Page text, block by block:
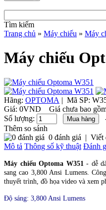
Tìm kiếm
Trang chủ » Máy chiếu » Máy
Máy chiếu
Hãng: OPTOMA | Mã SP:
Giá: 0VND
Giá chưa bao
Số lượng:
Thêm so sánh
0 đánh giá | Viết
Mô tả Thông số kỹ thuật Đánh
Máy chiếu Optoma W351 - dễ
sang cao 3,800 Ansi Lumens.
thuyết trình, đồ họa video và xem
Độ sáng: 3,800 Ansi Lumens